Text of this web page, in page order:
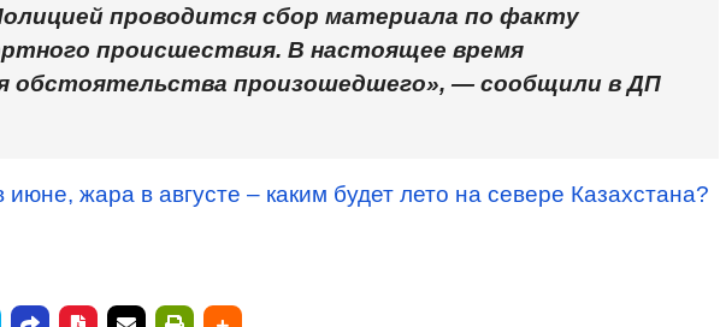
проводится сбор материала по факту
происшествия. В настоящее время
обстоятельства произошедшего», — сообщили в ДП
июне, жара в августе – каким будет лето на севере Казахстана?